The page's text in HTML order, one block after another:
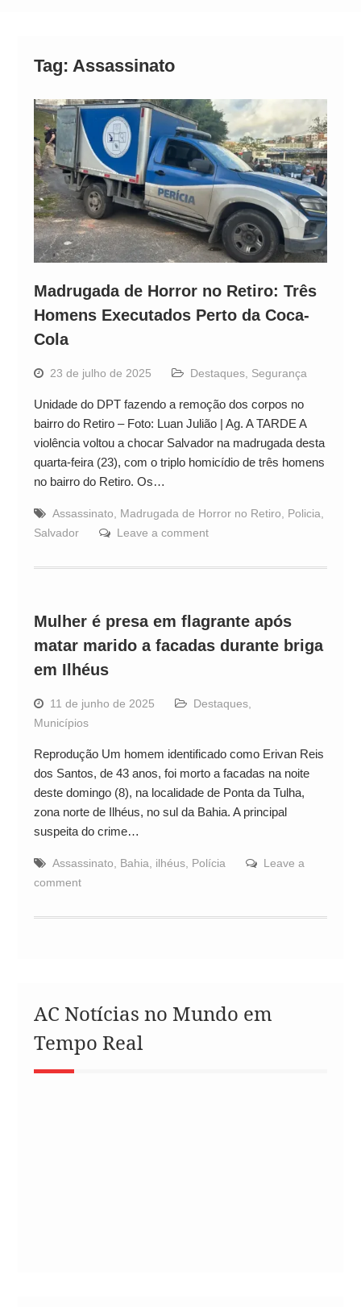
Tag: Assassinato
Madrugada de Horror no Retiro: Três
Homens Executados Perto da Coca-
Cola
23 de julho de 2025 Destaques, Segurança
Unidade do DPT fazendo a remoção dos corpos no
bairro do Retiro – Foto: Luan Julião | Ag. A TARDE A
violência voltou a chocar Salvador na madrugada desta
quarta-feira (23), com o triplo homicídio de três homens
no bairro do Retiro. Os…
Assassinato Madrugada de Horror no Retiro Policia
Salvador
Leave a comment
Mulher é presa em flagrante após
matar marido a facadas durante briga
em Ilhéus
11 de junho de 2025 Destaques,
Municípios
Reprodução Um homem identificado como Erivan Reis
dos Santos, de 43 anos, foi morto a facadas na noite
deste domingo (8), na localidade de Ponta da Tulha,
zona norte de Ilhéus, no sul da Bahia. A principal
suspeita do crime…
Assassinato Bahia ilhéus, Polícia
Leave a
comment
AC Notícias no Mundo em
Tempo Real